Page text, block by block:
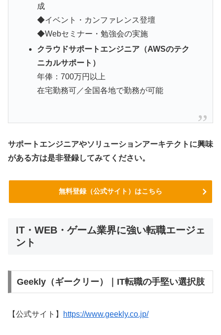
成
◆イベント・カンファレンス登壇
◆Webセミナー・勉強会の実施
クラウドサポートエンジニア（AWSのテク
ニカルサポート）
年俸：700万円以上
在宅勤務可／全国各地で勤務が可能
サポートエンジニアやソリューションアーキテクトに興味
がある方は是非登録してみてください。
無料登録（公式サイト）はこちら
IT・WEB・ゲーム業界に強い転職エージェ
ント
Geekly（ギークリー）｜IT転職の手堅い選択肢
【公式サイト】 https://www.geekly.co.jp/